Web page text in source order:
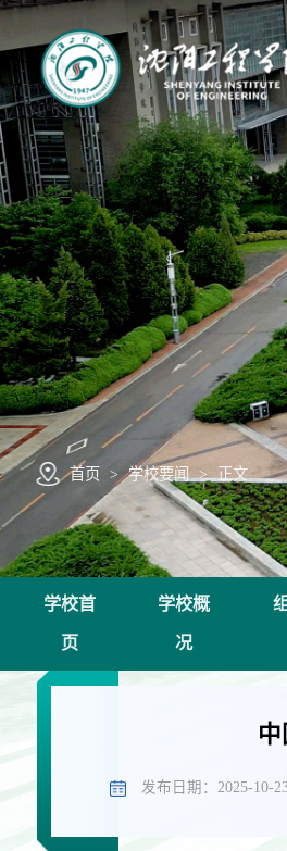
首页 > 学校要闻 > 正文
学校首
页
学校概
况
发布日期：2025-10-